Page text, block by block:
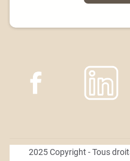
2025 Copyright - Tous